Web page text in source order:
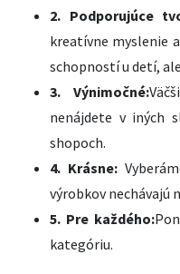
2. Podporujúce
kreatívne myslenie
schopností u detí,
3. Výnimočné:
nenájdete v iných
shopoch.
4. Krásne:
výrobkov nechávajú
5. Pre každého:
kategóriu.